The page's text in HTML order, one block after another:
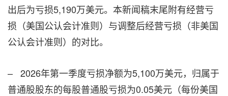
出后为亏损5,190万美元。本新闻稿末尾附有经营亏
损（美国公认会计准则）与调整后经营亏损（非美国
公认会计准则）的对比。
– 2026年第一季度亏损净额为5,100万美元，归属于
普通股股东的每股普通股亏损为0.05美元（每份美国